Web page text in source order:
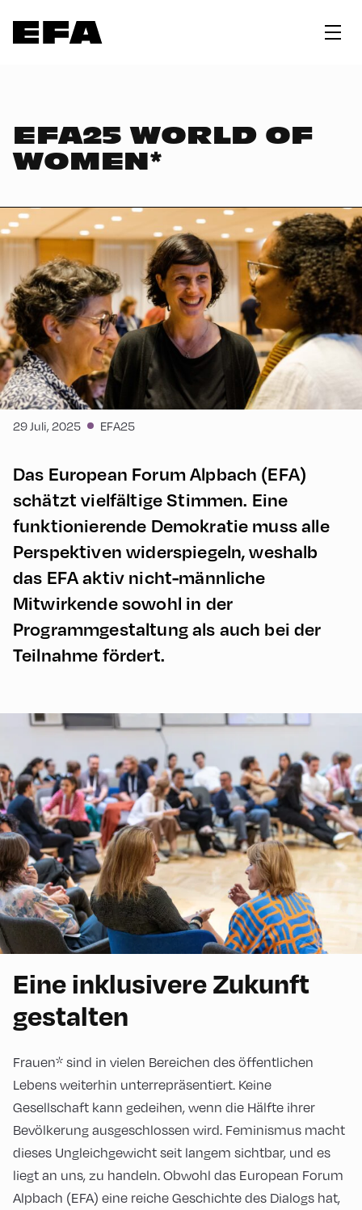
EFA25 WORLD OF
WOMEN*
29 Juli, 2025 EFA25
Das European Forum Alpbach (EFA)
schätzt vielfältige Stimmen. Eine
funktionierende Demokratie muss alle
Perspektiven widerspiegeln, weshalb
das EFA aktiv nicht-männliche
Mitwirkende sowohl in der
Programmgestaltung als auch bei der
Teilnahme fördert.
Eine inklusivere Zukunft
gestalten
Frauen* sind in vielen Bereichen des öffentlichen
Lebens weiterhin unterrepräsentiert. Keine
Gesellschaft kann gedeihen, wenn die Hälfte ihrer
Bevölkerung ausgeschlossen wird. Feminismus macht
dieses Ungleichgewicht seit langem sichtbar, und es
liegt an uns, zu handeln. Obwohl das European Forum
Alpbach (EFA) eine reiche Geschichte des Dialogs hat,